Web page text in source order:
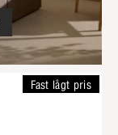
Fast lågt pris